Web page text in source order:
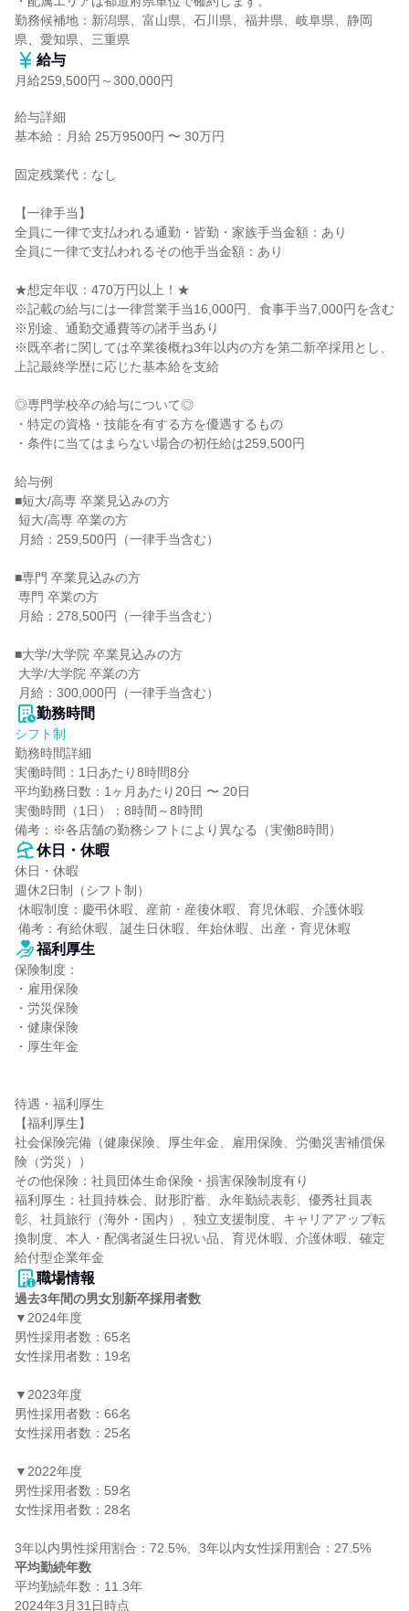
勤務候補地：新潟県、富山県、石川県、福井県、岐阜県、静岡
県、愛知県、三重県
給与
月給259,500円～300,000円
給与詳細
基本給：月給 25万9500円 〜 30万円
固定残業代：なし
【一律手当】
全員に一律で支払われる通勤・皆勤・家族手当金額：あり
全員に一律で支払われるその他手当金額：あり
★想定年収：470万円以上！★
※記載の給与には一律営業手当16,000円、食事手当7,000円を含む
※別途、通勤交通費等の諸手当あり
※既卒者に関しては卒業後概ね3年以内の方を第二新卒採用とし、
上記最終学歴に応じた基本給を支給
◎専門学校卒の給与について◎
・特定の資格・技能を有する方を優遇するもの
・条件に当てはまらない場合の初任給は259,500円
給与例
■短大/高専 卒業見込みの方
■専門 卒業見込みの方
■大学/大学院 卒業見込みの方
月給：300,000円（一律手当含む）
勤務時間
シフト制
勤務時間詳細
実働時間：1日あたり8時間8分
平均勤務日数：1ヶ月あたり20日 〜 20日
実働時間（1日）：8時間～8時間
備考：※各店舗の勤務シフトにより異なる（実働8時間）
休日・休暇
休日・休暇
週休2日制（シフト制）
備考：有給休暇、誕生日休暇、年始休暇、出産・育児休暇
福利厚生
保険制度：
・雇用保険
・労災保険
・健康保険
・厚生年金
待遇・福利厚生
【福利厚生】
社会保険完備（健康保険、厚生年金、雇用保険、労働災害補償保
険（労災））
その他保険：社員団体生命保険・損害保険制度有り
福利厚生：社員持株会、財形貯蓄、永年勤続表彰、優秀社員表
彰、社員旅行（海外・国内）、独立支援制度、キャリアアップ転
換制度、本人・配偶者誕生日祝い品、育児休暇、介護休暇、確定
給付型企業年金
職場情報
過去3年間の男女別新卒採用者数
▼2024年度
男性採用者数：65名
女性採用者数：19名
▼2023年度
男性採用者数：66名
女性採用者数：25名
▼2022年度
男性採用者数：59名
女性採用者数：28名
平均勤続年数
平均勤続年数：11.3年